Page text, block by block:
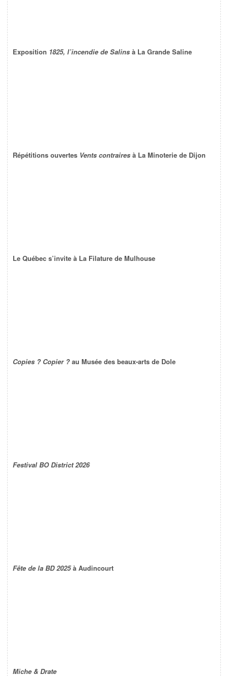
Exposition 1825, l’incendie de Salins à La Grande Saline
Répétitions ouvertes Vents contraires à La Minoterie de Dijon
Le Québec s’invite à La Filature de Mulhouse
Copies ? Copier ? au Musée des beaux-arts de Dole
Festival BO District 2026
Fête de la BD 2025à Audincourt
Miche & Drate